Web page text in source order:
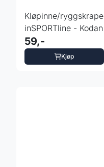
Kløpinne/ryggskraper
inSPORTline - Kodan
59,-
Kjøp